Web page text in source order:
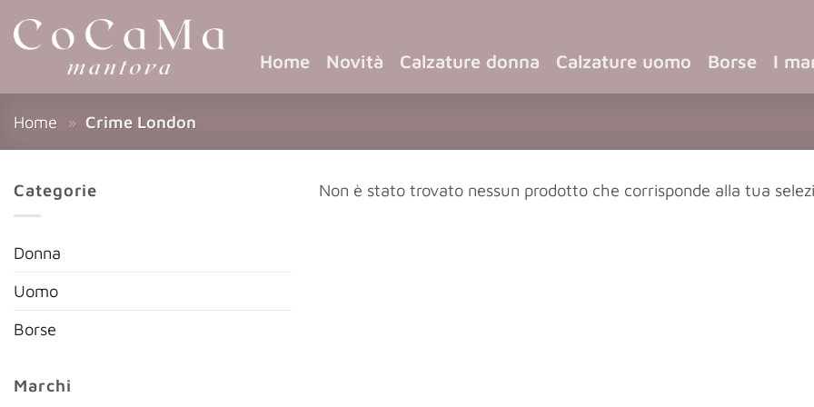
Home Novità Calzature donna Calzature uomo Borse I
Home » Crime London
Categorie
Donna
Uomo
Borse
Marchi
Non è stato trovato nessun prodotto che corrisponde alla tua